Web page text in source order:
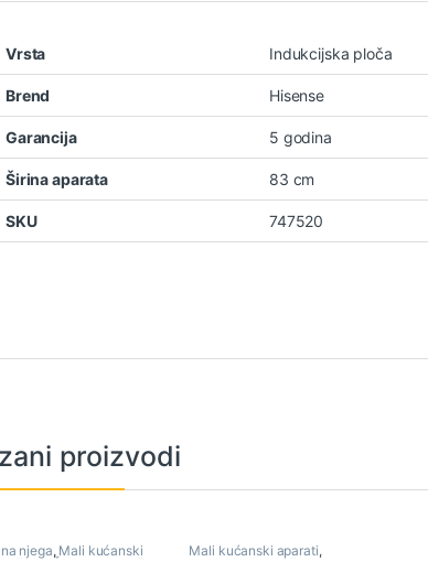
Vrsta Indukcijska ploča
Brend Hisense
Garancija 5 godina
Širina aparata 83 cm
SKU 747520
proizvodi
njega, Mali kućanski
Mali kućanski aparati,